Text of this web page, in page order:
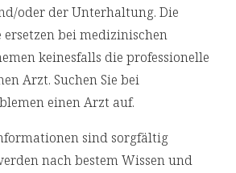
oder der Unterhaltung. Die
ersetzen bei medizinischen
keinesfalls die professionelle
Arzt. Suchen Sie bei
einen Arzt auf.
sind sorgfältig
nach bestem Wissen und